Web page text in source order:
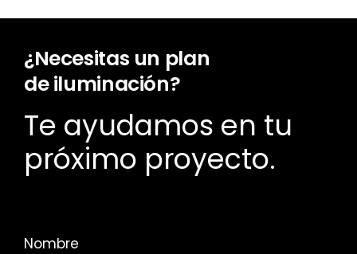
WorldLight
¿Necesitas un plan
de iluminación?
Te ayudamos en tu
próximo proyecto.
Nombre